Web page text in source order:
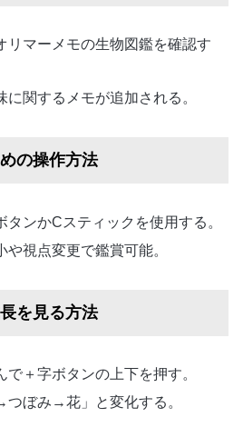
リマーメモの生物図鑑を確認す
に関するメモが追加される。
の操作方法
タンかCスティックを使用する。
視点変更で鑑賞可能。
を見る方法
＋字ボタンの上下を押す。
ぼみ→花」と変化する。